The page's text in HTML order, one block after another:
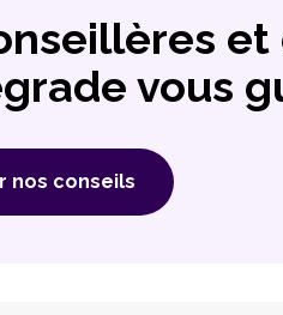
vous
nos conseils